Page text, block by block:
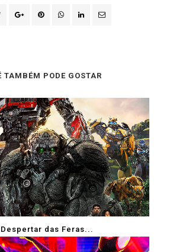
TAMBÉM PODE GOSTAR
das Feras...